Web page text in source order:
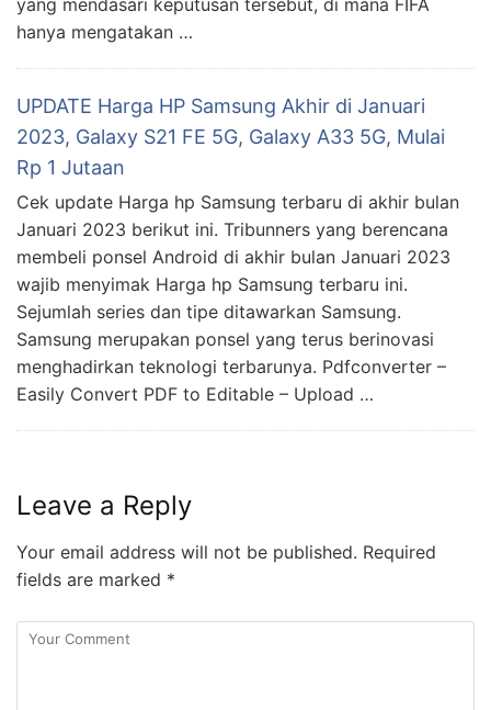
hanya mengatakan …
UPDATE Harga HP Samsung Akhir di Januari
2023, Galaxy S21 FE 5G, Galaxy A33 5G, Mulai
Rp 1 Jutaan
Cek update Harga hp Samsung terbaru di akhir bulan
Januari 2023 berikut ini. Tribunners yang berencana
membeli ponsel Android di akhir bulan Januari 2023
wajib menyimak Harga hp Samsung terbaru ini.
Sejumlah series dan tipe ditawarkan Samsung.
Samsung merupakan ponsel yang terus berinovasi
menghadirkan teknologi terbarunya. Pdfconverter –
Easily Convert PDF to Editable – Upload …
Leave a Reply
Your email address will not be published. Required
fields are marked *